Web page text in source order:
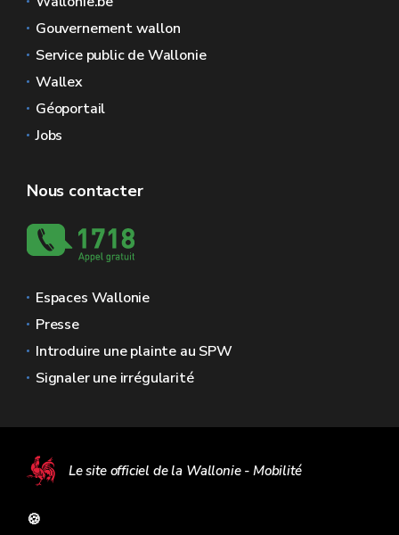
Gouvernement wallon
Service public de Wallonie
Wallex
Géoportail
Jobs
Nous contacter
Espaces Wallonie
Presse
Introduire une plainte au SPW
Signaler une irrégularité
Le site officiel de la Wallonie - Mobilité
🍪